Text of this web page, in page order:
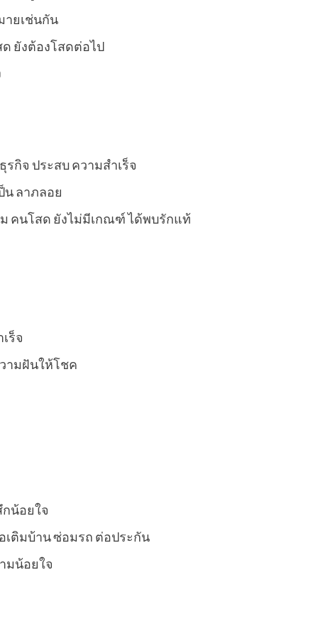
ายเช่นกัน
ยังต้องโสดต่อไป
รกิจ ประสบ ความสำเร็จ
น ลาภลอย
คนโสด ยังไม่มีเกณฑ์ ได้พบรักแท้
ร็จ
ามฝันให้โชค
น้อยใจ
เติมบ้าน ซ่อมรถ ต่อประกัน
มน้อยใจ